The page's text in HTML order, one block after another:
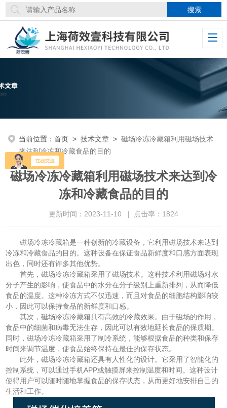
当前位置：首页 >技术文章 >磁场冷冻冷藏箱利用磁场技术
来达到冷冻和冷藏食品的目的
磁场冷冻冷藏箱利用磁场技术来达到冷
冻和冷藏食品的目的
更新时间：2023-11-10 | 点击率：1824
磁场冷冻冷藏箱是一种创新的冷藏设备，它利用磁场技术来达到
冷冻和冷藏食品的目的。这种设备在保证食品新鲜度和口感方面表现
出色，同时还有许多其他优势。
首先，磁场冷冻冷藏箱采用了磁场技术。这种技术利用磁场对水
分子产生的影响，使食品中的水分在分子级别上重新排列，从而降低
食品的温度。这种冷冻方式不仅迅速，而且对食品的细胞结构影响较
小，因此可以保持食品的新鲜度和口感。
其次，磁场冷冻冷藏箱具有高效的冷藏效果。由于磁场的作用，
食品中的细菌和病毒无法生存，因此可以有效地延长食品的保质期。
同时，磁场冷冻冷藏箱采用了制冷系统，能够根据食品的种类和保存
时间来调节温度，使食品始终保持在最佳的保存状态。
此外，磁场冷冻冷藏箱还具有人性化的设计。它采用了智能化的
控制系统，可以通过手机APP或触摸屏来控制温度和时间。这种设计
使得用户可以随时随地掌握食品的保存状态，从而更好地安排自己的
生活和工作。